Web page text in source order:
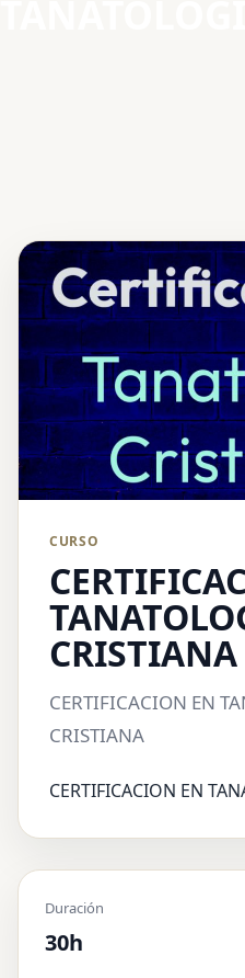
CURSO
CRISTIANA
CERTIFICACION EN
CRISTIANA
CERTIFICACION EN
Duración
30h